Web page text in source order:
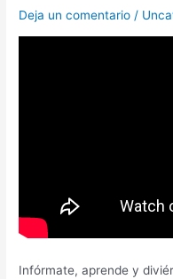
Deja un comentario /
Infórmate, aprende y